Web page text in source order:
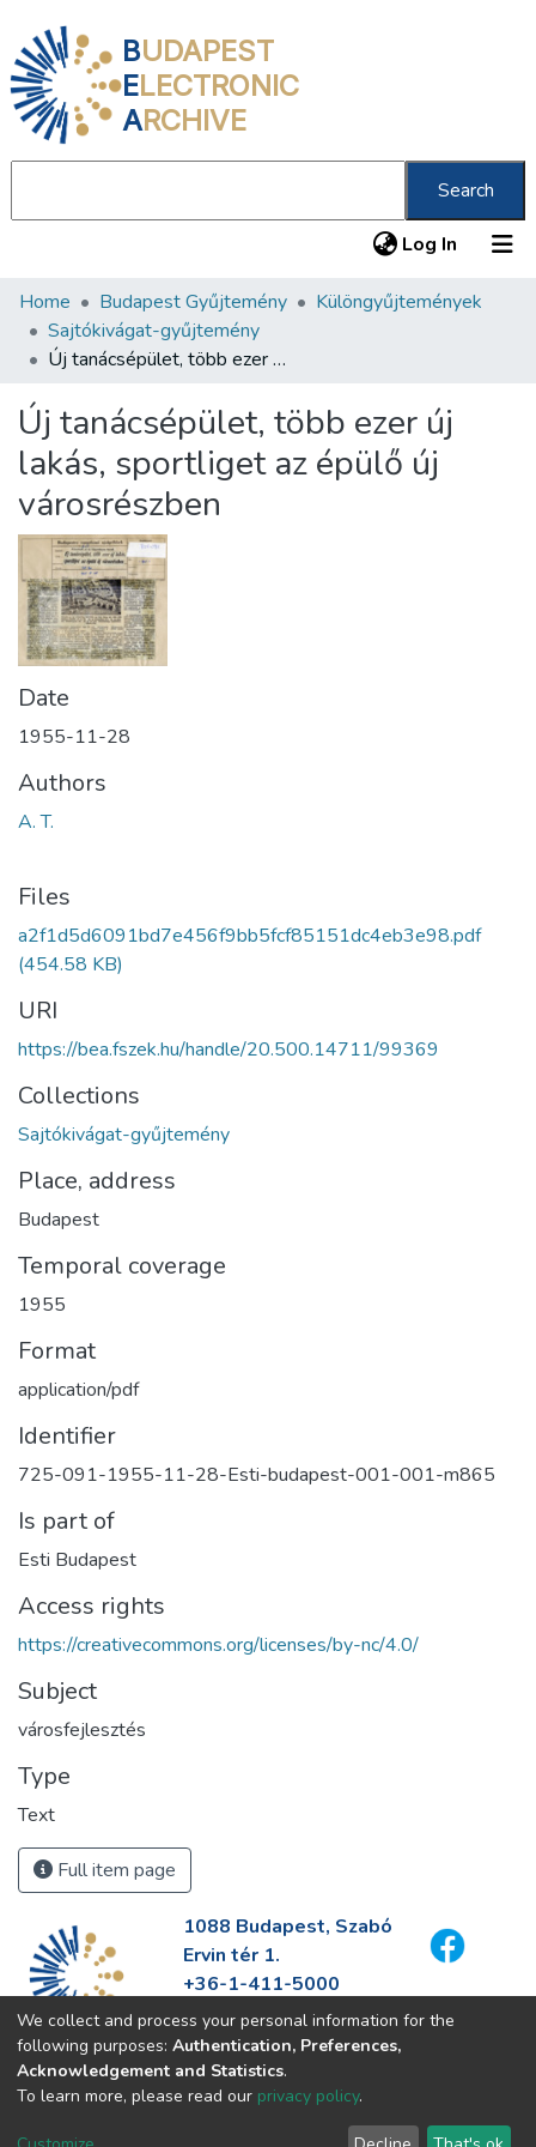
BUDAPEST
ELECTRONIC
ARCHIVE
Search
Log In (current)
Communities & Collections
All of DSpace
Statistics
About us
Home Budapest Gyűjtemény
Különgyűjtemények
Sajtókivágat-gyűjtemény
Új tanácsépület, több ezer új lakás, sportliget az épülő új városrészben
Új tanácsépület, több ezer új
lakás, sportliget az épülő új
városrészben
Date
1955-11-28
Authors
A. T.
Files
a2f1d5d6091bd7e456f9bb5fcf85151dc4eb3e98.pdf
(454.58 KB)
URI
https://bea.fszek.hu/handle/20.500.14711/99369
Collections
Sajtókivágat-gyűjtemény
Place, address
Budapest
Temporal coverage
1955
Format
application/pdf
Identifier
725-091-1955-11-28-Esti-budapest-001-001-m865
Is part of
Esti Budapest
Access rights
https://creativecommons.org/licenses/by-nc/4.0/
Subject
városfejlesztés
Type
Text
Full item page
1088 Budapest, Szabó
Ervin tér 1.
+36-1-411-5000
info@fszek.hu
https://fszek.hu
We collect and process your personal information for the
following purposes: Authentication, Preferences,
Acknowledgement and Statistics.
To learn more, please read our privacy policy.